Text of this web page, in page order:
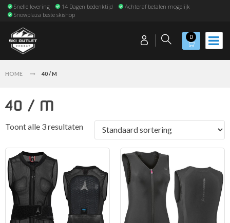
Snelle levering 14 Dagen bedenktijd
Achteraf betalen mogelijk
Snowplaza beste skishop
0
HOME 40 / M
40 / M
Toont alle 3 resultaten